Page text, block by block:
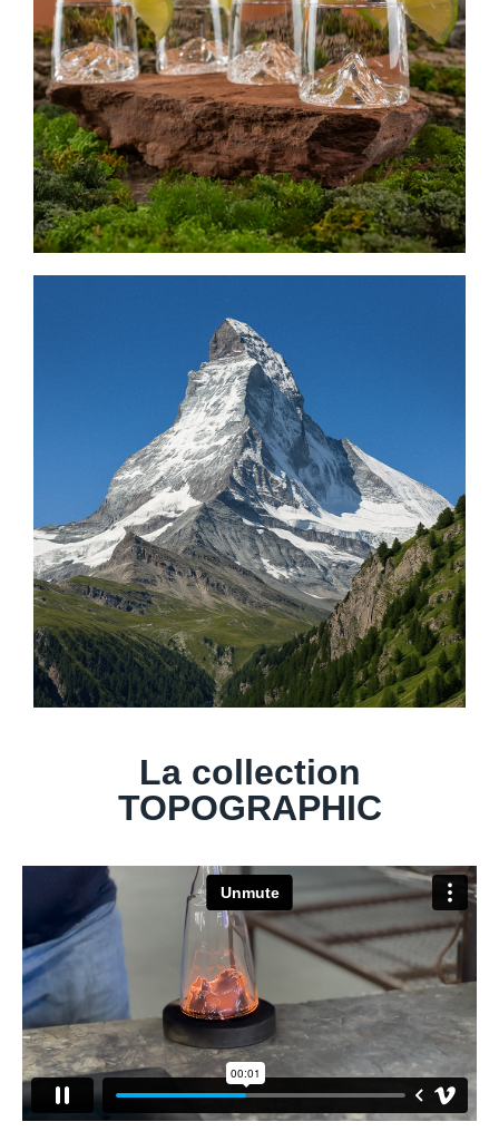
La collection
TOPOGRAPHIC